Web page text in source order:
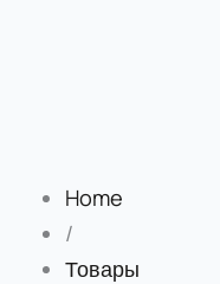
Home
/
Товары